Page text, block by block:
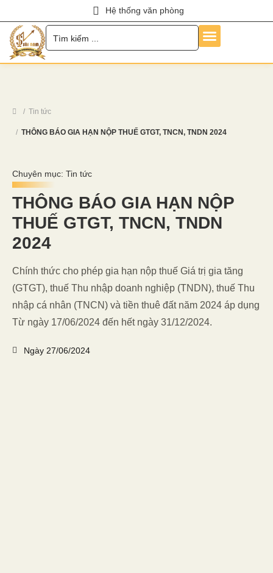
Hệ thống văn phòng
Tin tức
THÔNG BÁO GIA HẠN NỘP THUẾ GTGT, TNCN, TNDN 2024
Chuyên mục: Tin tức
THÔNG BÁO GIA HẠN NỘP
THUẾ GTGT, TNCN, TNDN
2024
Chính thức cho phép gia hạn nộp thuế Giá trị gia tăng
(GTGT), thuế Thu nhập doanh nghiệp (TNDN), thuế Thu
nhập cá nhân (TNCN) và tiền thuê đất năm 2024 áp dụng
Từ ngày 17/06/2024 đến hết ngày 31/12/2024.
Ngày 27/06/2024